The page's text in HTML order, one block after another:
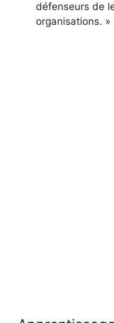
défenseurs de
organisations. »